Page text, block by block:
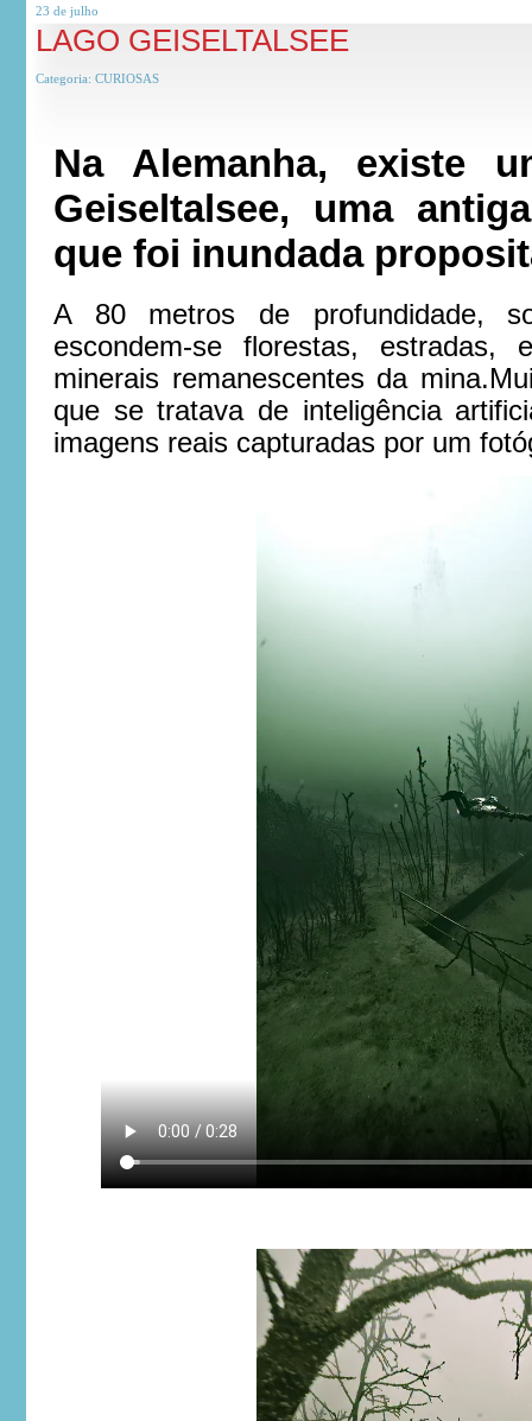
23 de julho
LAGO GEISELTALSEE
Categoria: CURIOSAS
Na Alemanha, existe
Geiseltalsee, uma
que foi inundada
A 80 metros de profundidade,
escondem-se florestas, estradas,
minerais remanescentes da
que se tratava de inteligência
imagens reais capturadas por um